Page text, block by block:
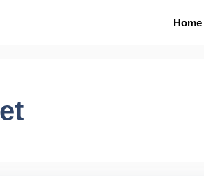
Home